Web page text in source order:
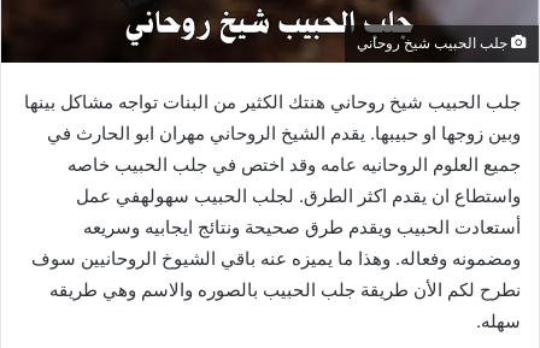
جلب الحبيب شيخ روحاني
جلب الحبيب شيخ روحاني هنتك الكثير من البنات تواجه مشاكل بينها
وبين زوجها او حبيبها. يقدم الشيخ الروحاني مهران ابو الحارث في
جميع العلوم الروحانيه عامه وقد اختص في جلب الحبيب خاصه
واستطاع ان يقدم اكثر الطرق. لجلب الحبيب سهولهفي عمل
أستعادت الحبيب ويقدم طرق صحيحة ونتائج ايجابيه وسريعه
ومضمونه وفعاله. وهذا ما يميزه عنه باقي الشيوخ الروحانيين سوف
نطرح لكم الأن طريقة جلب الحبيب بالصوره والاسم وهي طريقه
سهله.